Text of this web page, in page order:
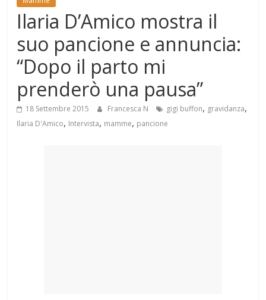
Mondo
Ilaria D’Amico mostra il
suo pancione e annuncia:
“Dopo il parto mi
prenderò una pausa”
18 Settembre 2015 Francesca N gigi buffon, gravidanza,
Ilaria D'Amico, Intervista, mamme, pancione